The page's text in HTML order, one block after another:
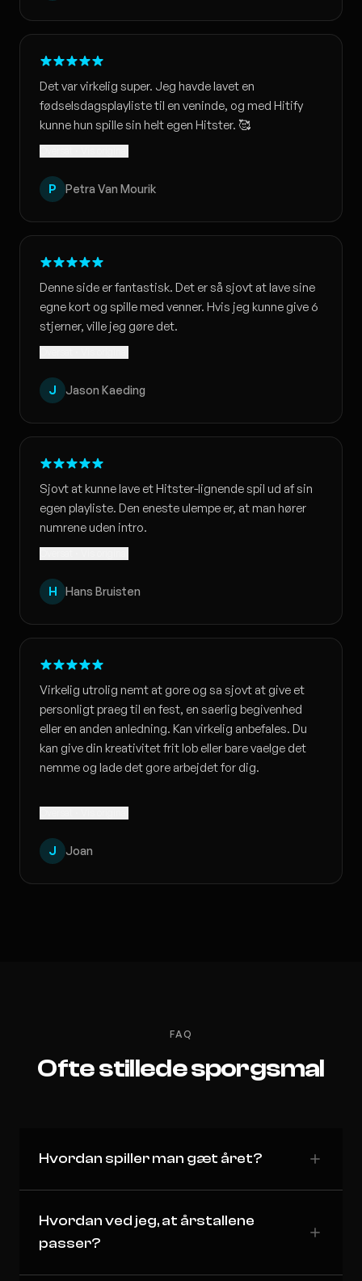
Det var virkelig super. Jeg havde lavet en
fødselsdagsplayliste til en veninde, og med Hitify
kunne hun spille sin helt egen Hitster. 🥰
P Petra Van Mourik
Denne side er fantastisk. Det er så sjovt at lave sine
egne kort og spille med venner. Hvis jeg kunne give 6
stjerner, ville jeg gøre det.
J Jason Kaeding
Sjovt at kunne lave et Hitster-lignende spil ud af sin
egen playliste. Den eneste ulempe er, at man hører
numrene uden intro.
H Hans Bruisten
Virkelig utrolig nemt at gore og sa sjovt at give et
personligt praeg til en fest, en saerlig begivenhed
eller en anden anledning. Kan virkelig anbefales. Du
kan give din kreativitet frit lob eller bare vaelge det
nemme og lade det gore arbejdet for dig.
J Joan
FAQ
Ofte stillede sporgsmal
Hvordan spiller man gæt året?
Hvordan ved jeg, at årstallene
passer?